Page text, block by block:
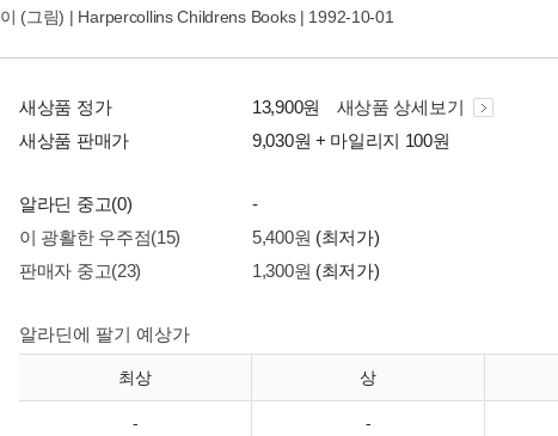
(그림) | Harpercollins Childrens Books| 1992-10-01
새상품 정가 13,900원
새상품 상세보기
새상품 판매가
9,030원 + 마일리지 100원
알라딘 중고(0)
-
이 광활한 우주점(15)
5,400원 (최저가)
판매자 중고(23)
1,300원 (최저가)
알라딘에 팔기 예상가
최상 상
- -